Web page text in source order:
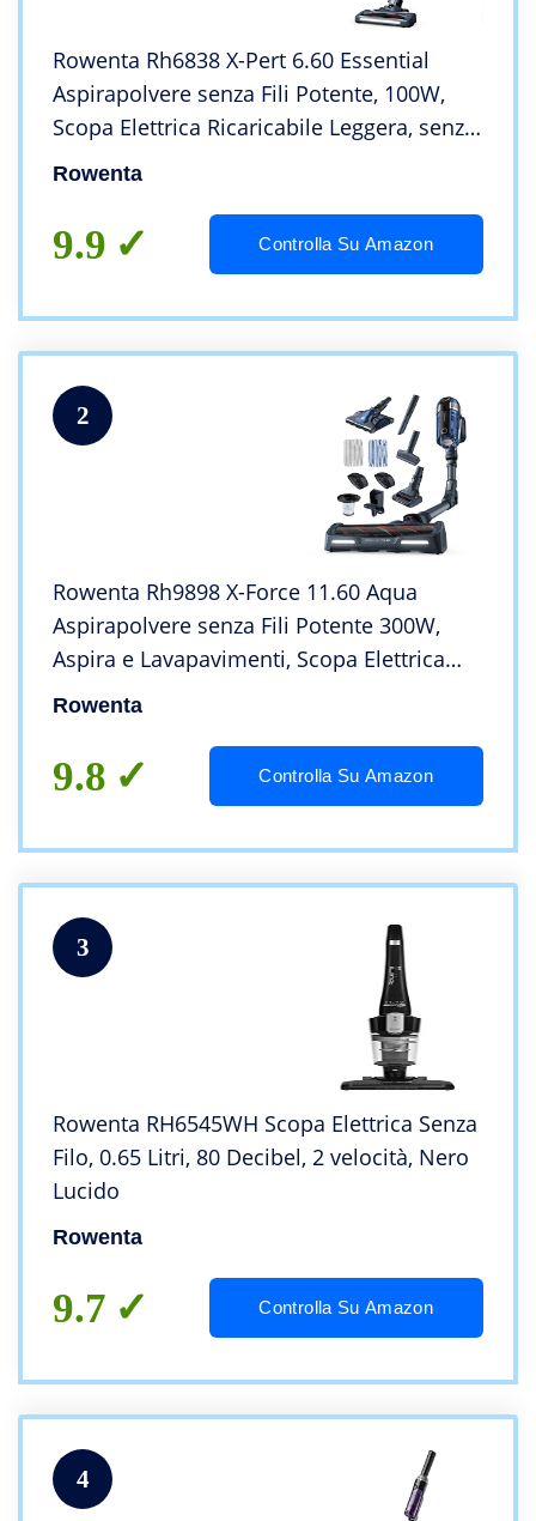
Rowenta Rh6838 X-Pert 6.60 Essential
Aspirapolvere senza Fili Potente, 100W,
Scopa Elettrica Ricaricabile Leggera, senza
Sacco Multisuperficie, Autonomia 45 Min,
Rowenta
9.9 Controlla Su Amazon
2
Rowenta Rh9898 X-Force 11.60 Aqua
Aspirapolvere senza Fili Potente 300W,
Aspira e Lavapavimenti, Scopa Elettrica
Leggera Multisuperficie, Tecnologia Flex, 3
Rowenta
9.8 Controlla Su Amazon
3
Rowenta RH6545WH Scopa Elettrica Senza
Filo, 0.65 Litri, 80 Decibel, 2 velocità, Nero
Lucido
Rowenta
9.7 Controlla Su Amazon
4